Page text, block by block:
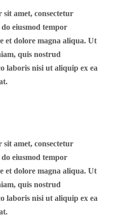
amet, consectetur
eiusmod tempor
et dolore magna aliqua. Ut
quis nostrud
laboris nisi ut aliquip ex ea
amet, consectetur
eiusmod tempor
et dolore magna aliqua. Ut
quis nostrud
laboris nisi ut aliquip ex ea